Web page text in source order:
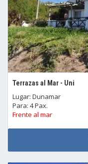
Terrazas al Mar - Uni
Lugar: Dunamar
Para: 4 Pax.
Frente al mar